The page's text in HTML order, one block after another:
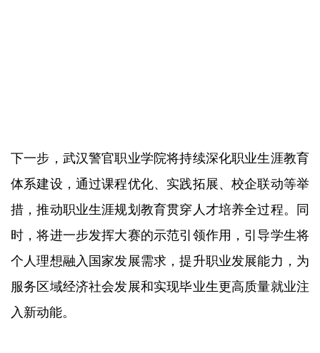
下一步，武汉警官职业学院将持续深化职业生涯教育
体系建设，通过课程优化、实践拓展、校企联动等举
措，推动职业生涯规划教育贯穿人才培养全过程。同
时，将进一步发挥大赛的示范引领作用，引导学生将
个人理想融入国家发展需求，提升职业发展能力，为
服务区域经济社会发展和实现毕业生更高质量就业注
入新动能。